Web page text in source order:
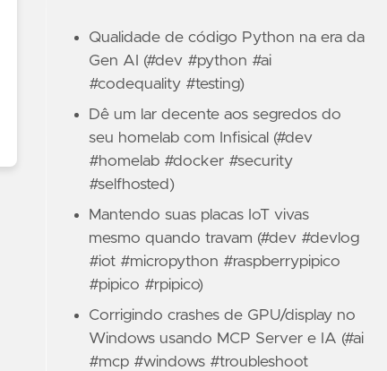
Qualidade de código Python na era da
Gen AI (#dev #python #ai
#codequality #testing)
Dê um lar decente aos segredos do
seu homelab com Infisical (#dev
#homelab #docker #security
#selfhosted)
Mantendo suas placas IoT vivas
mesmo quando travam (#dev #devlog
#iot #micropython #raspberrypipico
#pipico #rpipico)
Corrigindo crashes de GPU/display no
Windows usando MCP Server e IA (#ai
#mcp #windows #troubleshoot